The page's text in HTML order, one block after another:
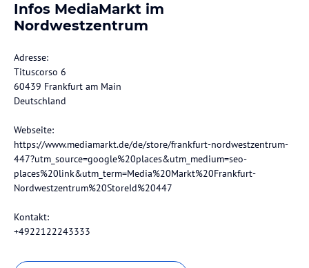
Infos MediaMarkt im
Nordwestzentrum
Adresse:
Tituscorso 6
60439 Frankfurt am Main
Deutschland
Webseite:
https://www.mediamarkt.de/de/store/frankfurt-nordwestzentrum-
447?utm_source=google%20places&utm_medium=seo-
places%20link&utm_term=Media%20Markt%20Frankfurt-
Nordwestzentrum%20StoreId%20447
Kontakt:
+4922122243333